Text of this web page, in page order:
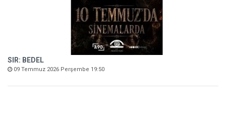
SIR: BEDEL
09 Temmuz 2026 Perşembe 19:50